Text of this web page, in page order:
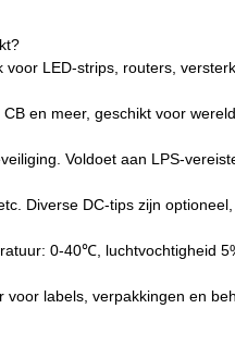
LED-strips, routers,
en meer, geschikt voor
Voldoet aan LPS-
Diverse DC-tips zijn
0-40℃, luchtvochtigheid
labels, verpakkingen en